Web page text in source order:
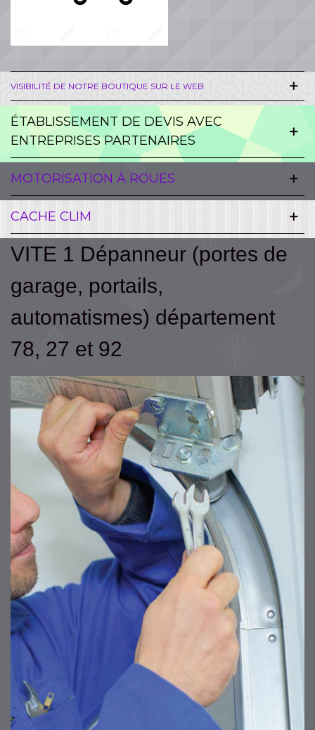
VISIBILITÉ DE NOTRE BOUTIQUE SUR LE WEB
ÉTABLISSEMENT DE DEVIS AVEC
ENTREPRISES PARTENAIRES
MOTORISATION À ROUES
CACHE CLIM
VITE 1 Dépanneur (portes de
garage, portails,
automatismes) département
78, 27 et 92